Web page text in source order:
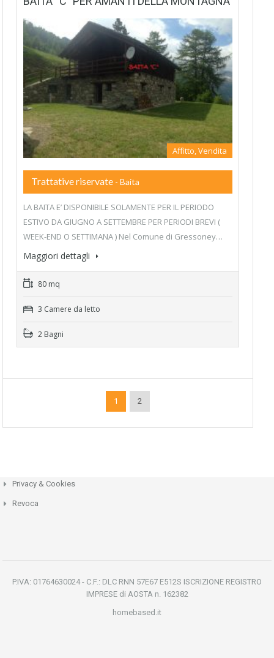
Affitto, Vendita
Trattative riservate - Baita
LA BAITA E’ DISPONIBILE SOLAMENTE PER IL PERIODO
ESTIVO DA GIUGNO A SETTEMBRE PER PERIODI BREVI (
WEEK-END O SETTIMANA ) Nel Comune di Gressoney…
Maggiori dettagli
80 mq
3 Camere da letto
2 Bagni
1 2
Privacy & Cookies
Revoca
P.IVA: 01764630024 - C.F.: DLC RNN 57E67 E512S ISCRIZIONE REGISTRO
IMPRESE di AOSTA n. 162382
homebased.it